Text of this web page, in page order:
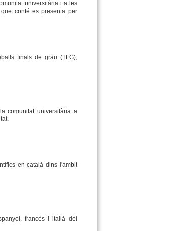
universitària i a les
conté es presenta per
finals de grau (TFG),
comunitat universitària a
en català dins l'àmbit
francès i italià del